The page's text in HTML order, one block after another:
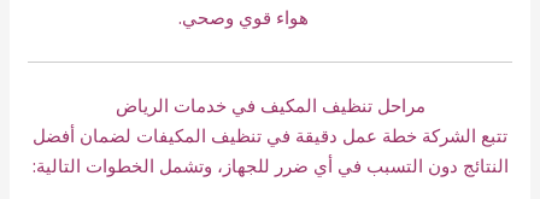
هواء قوي وصحي.
مراحل تنظيف المكيف في خدمات الرياض
تتبع الشركة خطة عمل دقيقة في تنظيف المكيفات لضمان أفضل
النتائج دون التسبب في أي ضرر للجهاز، وتشمل الخطوات التالية: